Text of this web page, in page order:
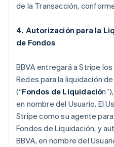
de la Transacción,
4. Autorización para la
de Fondos
BBVA entregará a Stripe
Redes para la liquidación
(“Fondos de Liquidació
en nombre del Usuario. El
Stripe como su agente
Fondos de Liquidación, y
BBVA, en nombre del